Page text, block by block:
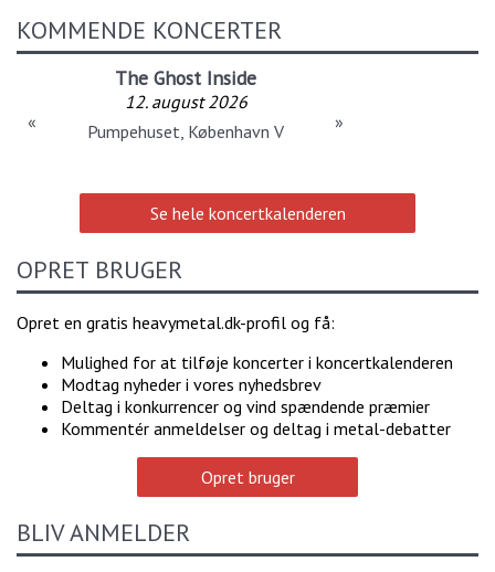
KOMMENDE KONCERTER
The Ghost Inside
12. august 2026
Pumpehuset, København V
« »
Se hele koncertkalenderen
OPRET BRUGER
Opret en gratis heavymetal.dk-profil og få:
Mulighed for at tilføje koncerter i koncertkalenderen
Modtag nyheder i vores nyhedsbrev
Deltag i konkurrencer og vind spændende præmier
Kommentér anmeldelser og deltag i metal-debatter
Opret bruger
BLIV ANMELDER